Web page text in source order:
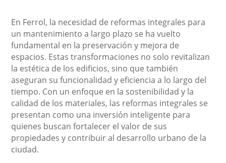
En Ferrol, la necesidad de reformas integrales para
un mantenimiento a largo plazo se ha vuelto
fundamental en la preservación y mejora de
espacios. Estas transformaciones no solo revitalizan
la estética de los edificios, sino que también
aseguran su funcionalidad y eficiencia a lo largo del
tiempo. Con un enfoque en la sostenibilidad y la
calidad de los materiales, las reformas integrales se
presentan como una inversión inteligente para
quienes buscan fortalecer el valor de sus
propiedades y contribuir al desarrollo urbano de la
ciudad.